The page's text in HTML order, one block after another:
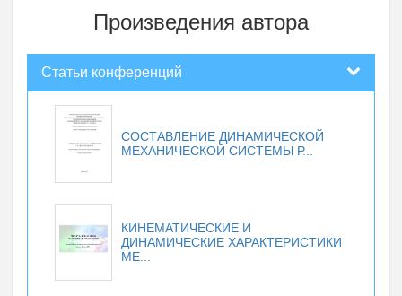
Произведения автора
Статьи конференций
СОСТАВЛЕНИЕ ДИНАМИЧЕСКОЙ
МЕХАНИЧЕСКОЙ СИСТЕМЫ Р...
КИНЕМАТИЧЕСКИЕ И
ДИНАМИЧЕСКИЕ ХАРАКТЕРИСТИКИ
МЕ...